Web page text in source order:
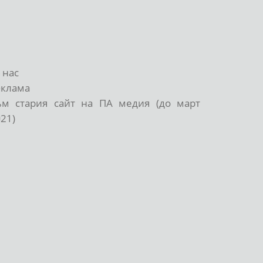
нас
стария сайт на ПА медия (до март